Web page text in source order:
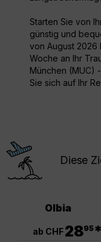
Starten Sie von
günstig und
von August 2026
Woche an Ihr
München (MUC)
Sie sich auf Ihr
Diese
Olbia
ab CHF2895*